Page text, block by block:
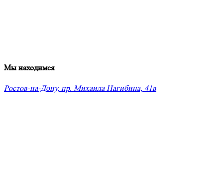
Мы находимся
Ростов-на-Дону, пр. Михаила Нагибина, 41в